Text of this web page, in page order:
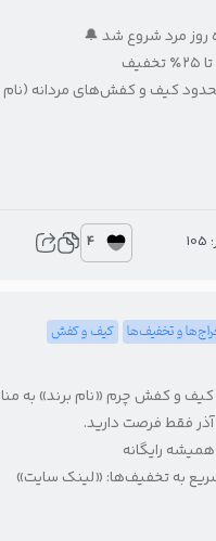
روز مرد شروع شد 🔔
کیف و کفش‌های مردانه (نام
4
و تخفیف‌ها کیف و کفش
رایگانه
به تخفیف‌ها: «لینک سایت»